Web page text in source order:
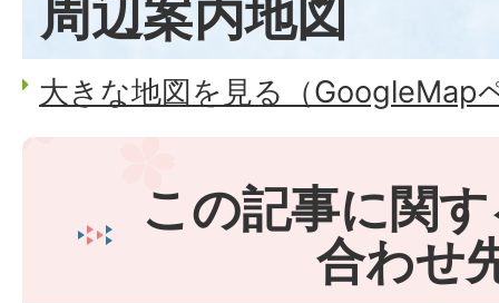
周辺案内地図
大きな地図を見る（GoogleMap
この記事に関
合わせ